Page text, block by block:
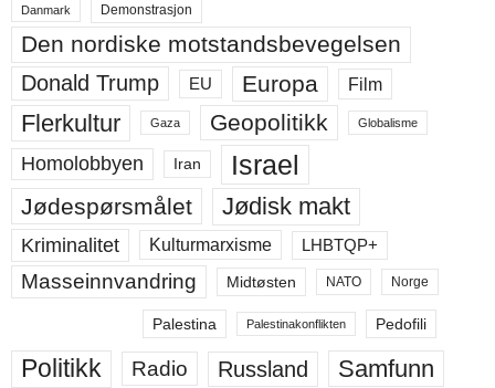
Danmark Demonstrasjon
Den nordiske motstandsbevegelsen
Donald Trump EU Europa Film
Flerkultur Gaza Geopolitikk Globalisme
Homolobbyen Iran Israel
Jødespørsmålet Jødisk makt
Kriminalitet Kulturmarxisme LHBTQP+
Masseinnvandring Midtøsten NATO Norge
Palestina Palestinakonflikten Pedofili
Politikk Radio Russland Samfunn